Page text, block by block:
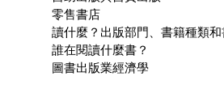
零售書店
讀什麼？出版部門、書籍種類和
誰在閱讀什麼書？
圖書出版業經濟學